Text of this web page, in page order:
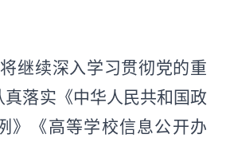
继续深入学习贯彻党的重
真落实《中华人民共和国政
》《高等学校信息公开办